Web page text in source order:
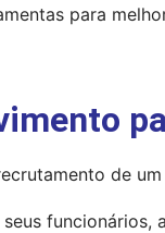
para
de